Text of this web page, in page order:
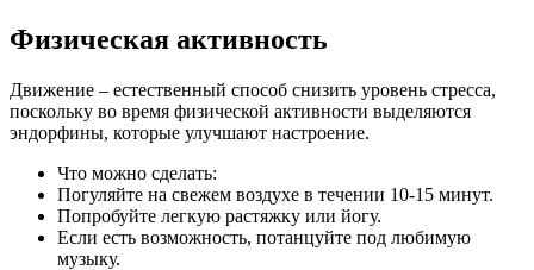
Физическая активность
Движение – естественный способ снизить уровень стресса,
поскольку во время физической активности выделяются
эндорфины, которые улучшают настроение.
Что можно сделать:
Погуляйте на свежем воздухе в течении 10-15 минут.
Попробуйте легкую растяжку или йогу.
Если есть возможность, потанцуйте под любимую
музыку.